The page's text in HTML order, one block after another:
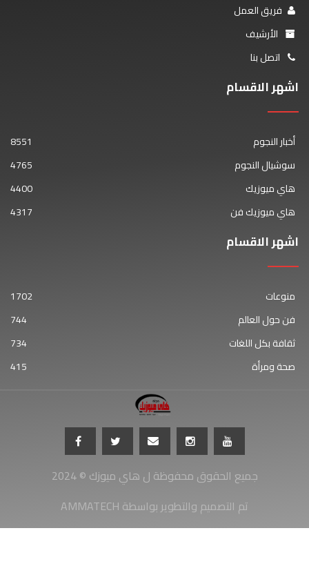
فريق العمل
الأرشيف
اتصل بنا
اشهر الاقسام
أخبار النجوم
8551
سوشيال النجوم
4765
هاي ميوزيك
4400
هاي ميوزيك فن
4317
اشهر الاقسام
منوعات
1702
فن حول العالم
744
ثقافة بكل اللغات
734
صحة ومرأة
415
جميع الحقوق محفوظة ل هاي ميوزك © 2024
AMMATECH تم التصميم والتطوير بواسطة